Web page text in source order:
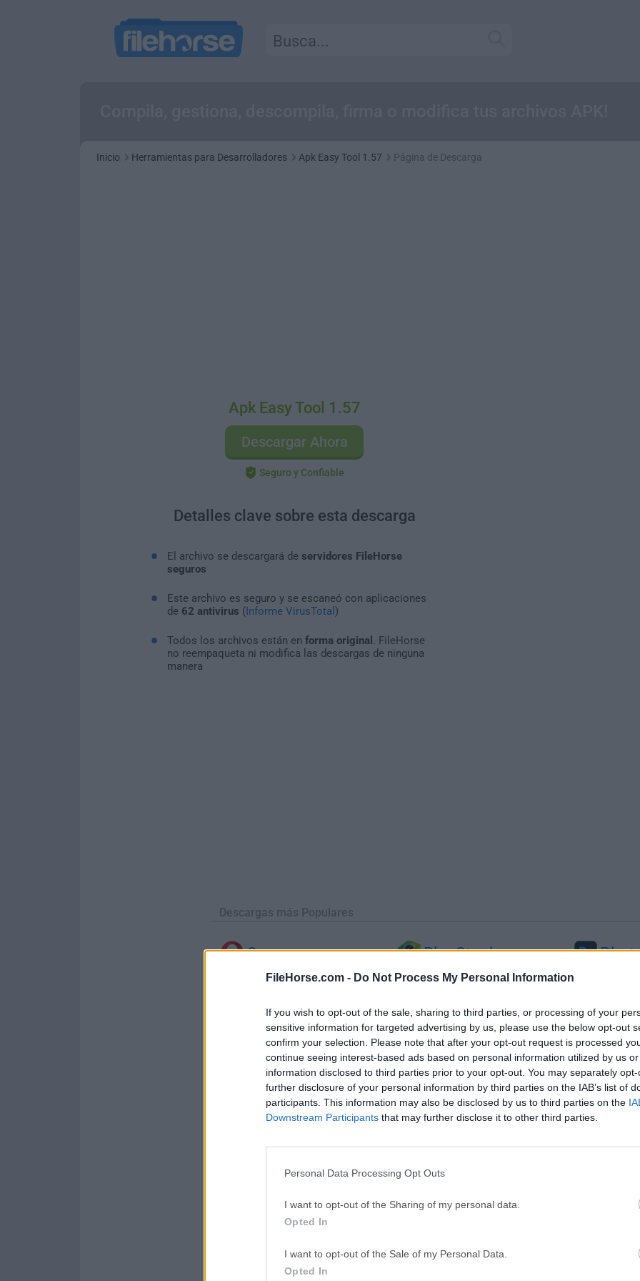
FileHorse.com - Do Not Process My Personal Information
If you wish to opt-out of the sale, sharing to third parties, or processing of your
sensitive information for targeted advertising by us, please use the below opt-out
confirm your selection. Please note that after your opt-out request is processed
continue seeing interest-based ads based on personal information utilized by us
information disclosed to third parties prior to your opt-out. You may separately
further disclosure of your personal information by third parties on the IAB’s list of
participants. This information may also be disclosed by us to third parties on the
Downstream Participants that may further disclose it to other third parties.
Personal Data Processing Opt Outs
I want to opt-out of the Sharing of my personal data.
Opted In
I want to opt-out of the Sale of my Personal Data.
Opted In
Inicio Herramientas para Desarrolladores Apk Easy Tool 1.57 Página de Descarga
Apk Easy Tool 1.57
Descargar Ahora
Seguro y Confiable
Detalles clave sobre esta descarga
El archivo se descargará de servidores FileHorse
seguros
Este archivo es seguro y se escaneó con aplicaciones
de 62 antivirus (Informe VirusTotal )
Todos los archivos están en forma original
. FileHorse
no reempaqueta ni modifica las descargas de ninguna
manera
Descargas más Populares
Opera
Opera 134.0 Build 5954.46 (64-bit...
BlueStacks
BlueStacks 10.42.251.1003 Adobe
LDPlayer - Android Emulator GTA 6 for PS5 CapCut
PC Repair Hero Wars
Hero Wars - Online Action Game TradingView -
Halo: Campaign
Halo: Campaign Evolved
eFootball 2026
eFootball 2026
EA
EA SPORTS
Acerca de Apk Easy Tool
Apk Easy Tool es una increíble aplicación de Windows que te permite gestionar,
descompilar tus archivos APK para tus fantásticas aplicaciones. ¡Compruébalo
procesos de descompilación, compilación, firma y optimización de archivos APK, lo
una herramienta esencial para desarrolladores y entusiastas de Android. Con su